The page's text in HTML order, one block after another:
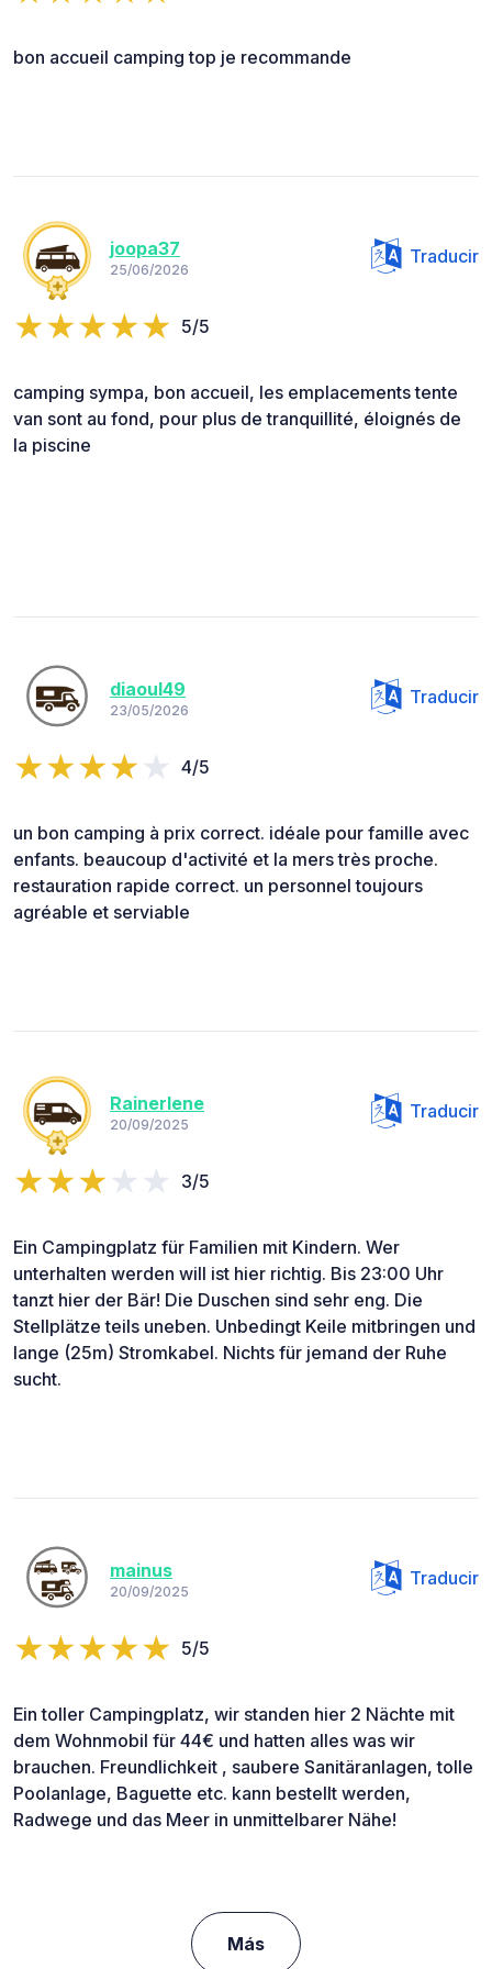
bon accueil camping top je recommande
joopa37
25/06/2026
Traducir
5/5
camping sympa, bon accueil, les emplacements tente
van sont au fond, pour plus de tranquillité, éloignés de
la piscine
diaoul49
23/05/2026
Traducir
4/5
un bon camping à prix correct. idéale pour famille avec
enfants. beaucoup d'activité et la mers très proche.
restauration rapide correct. un personnel toujours
agréable et serviable
Rainerlene
20/09/2025
Traducir
3/5
Ein Campingplatz für Familien mit Kindern. Wer
unterhalten werden will ist hier richtig. Bis 23:00 Uhr
tanzt hier der Bär! Die Duschen sind sehr eng. Die
Stellplätze teils uneben. Unbedingt Keile mitbringen und
lange (25m) Stromkabel. Nichts für jemand der Ruhe
sucht.
mainus
20/09/2025
Traducir
5/5
Ein toller Campingplatz, wir standen hier 2 Nächte mit
dem Wohnmobil für 44€ und hatten alles was wir
brauchen. Freundlichkeit , saubere Sanitäranlagen, tolle
Poolanlage, Baguette etc. kann bestellt werden,
Radwege und das Meer in unmittelbarer Nähe!
Más